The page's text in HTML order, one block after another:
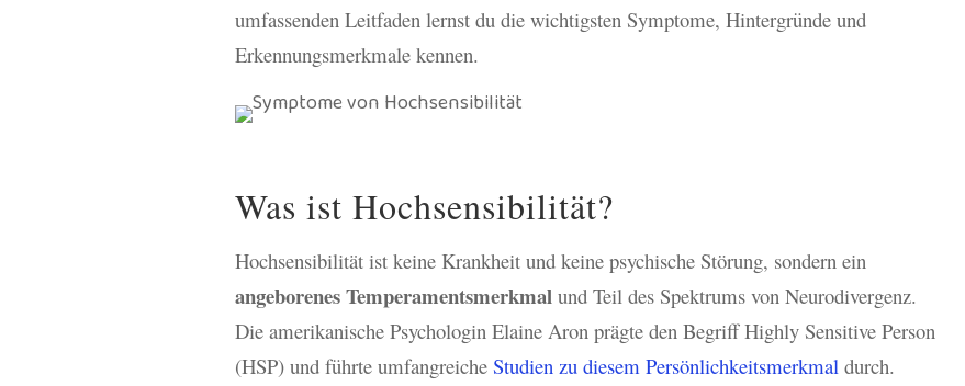
umfassenden Leitfaden lernst du die wichtigsten Symptome, Hintergründe und
Erkennungsmerkmale kennen.
Was ist Hochsensibilität?
Hochsensibilität ist keine Krankheit und keine psychische Störung, sondern ein
angeborenes Temperamentsmerkmal und Teil des Spektrums von Neurodivergenz.
Die amerikanische Psychologin Elaine Aron prägte den Begriff Highly Sensitive Person
(HSP) und führte umfangreicheStudien zu diesem Persönlichkeitsmerkmal durch.